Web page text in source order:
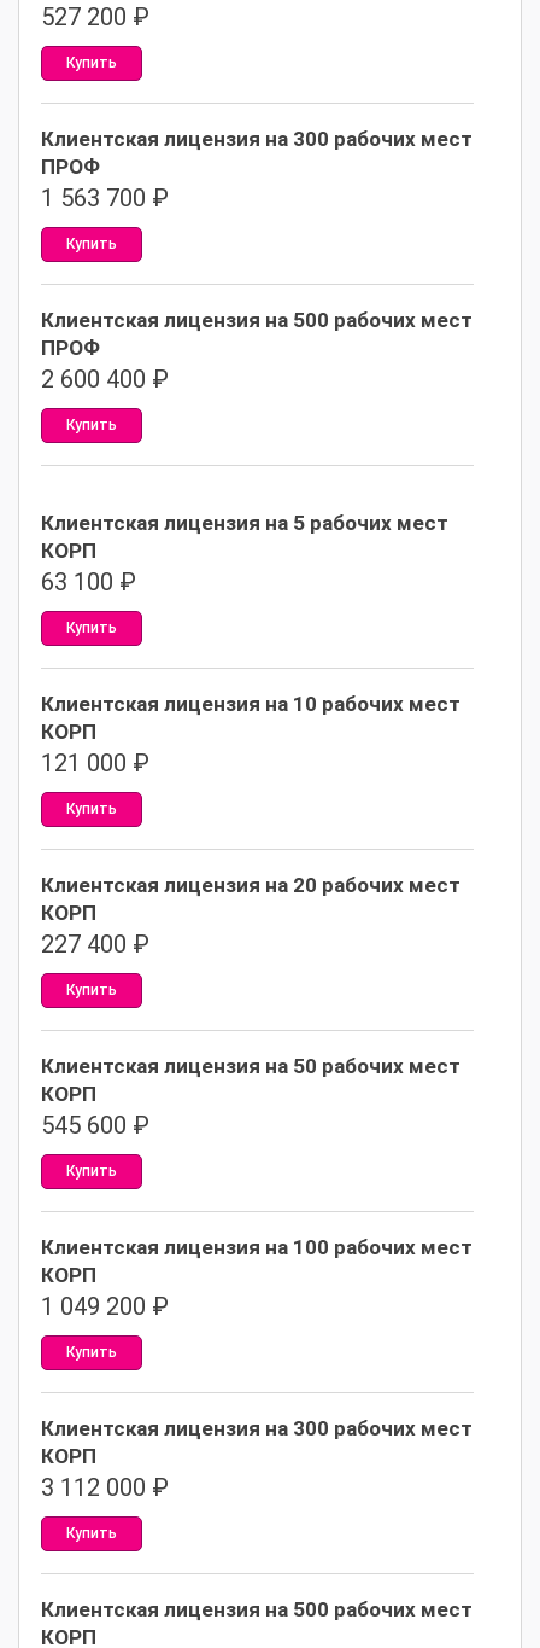
527 200 ₽
Купить
Клиентская лицензия на 300 рабочих мест
ПРОФ
1 563 700 ₽
Купить
Клиентская лицензия на 500 рабочих мест
ПРОФ
2 600 400 ₽
Купить
Клиентская лицензия на 5 рабочих мест
КОРП
63 100 ₽
Купить
Клиентская лицензия на 10 рабочих мест
КОРП
121 000 ₽
Купить
Клиентская лицензия на 20 рабочих мест
КОРП
227 400 ₽
Купить
Клиентская лицензия на 50 рабочих мест
КОРП
545 600 ₽
Купить
Клиентская лицензия на 100 рабочих мест
КОРП
1 049 200 ₽
Купить
Клиентская лицензия на 300 рабочих мест
КОРП
3 112 000 ₽
Купить
Клиентская лицензия на 500 рабочих мест
КОРП